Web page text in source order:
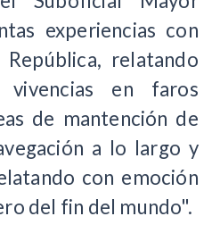
experiencias con
relatando
en faros
de mantención de
a lo largo y
con emoción
del fin del mundo".